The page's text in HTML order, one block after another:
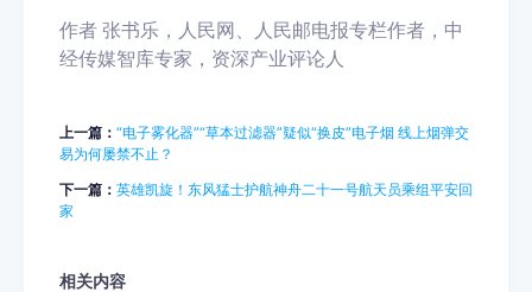
作者 张书乐，人民网、人民邮电报专栏作者，中
经传媒智库专家，资深产业评论人
上一篇： “电子雾化器”“草本过滤器”疑似“换皮”电子烟 线上烟弹交
易为何屡禁不止？
下一篇： 英雄凯旋！东风猛士护航神舟二十一号航天员乘组平安回
家
相关内容